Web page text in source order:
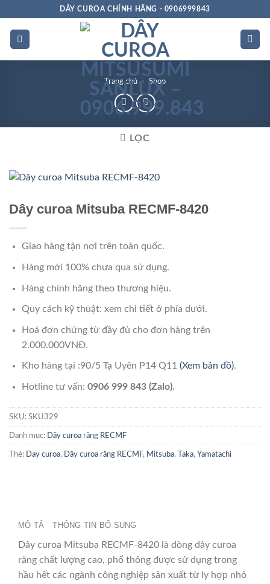
dung
DÂY CUROA CHÍNH HÃNG - 0906999843
Trang chủ » Shop
LỌC
Dây curoa Mitsuba RECMF-8420
Giao hàng tận nơi trên toàn quốc.
Hàng mới 100% chưa qua sử dụng.
Hàng chính hãng theo thương hiệu.
Quy cách kỹ thuật: xem chi tiết ở phía dưới.
Hoá đơn chứng từ đầy đủ cho đơn hàng trên
2.000.000VNĐ.
Kho hàng tại :90/5 Tạ Uyên P14 Q11 (Xem bản đồ).
Hotline tư vấn: 0906 999 843 (Zalo).
SKU: SKU329
Danh mục: Dây curoa răng RECMF
Thẻ: Day curoa, Dây curoa răng RECMF, Mitsuba, Taka, Yamatachi
MÔ TẢ THÔNG TIN BỔ SUNG
Dây curoa Mitsuba RECMF-8420 là dòng dây curoa
răng chất lượng cao, phổ thông được sử dụng trong
hầu hết các ngành công nghiệp sản xuất từ ly hợp nhỏ